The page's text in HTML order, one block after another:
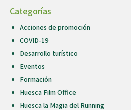
Categorías
Acciones de promoción
COVID-19
Desarrollo turístico
Eventos
Formación
Huesca Film Office
Huesca la Magia del Running